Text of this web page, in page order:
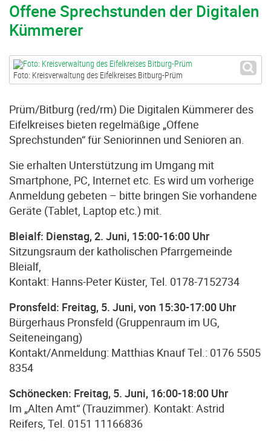
Offene Sprechstunden der Digitalen
Kümmerer
Foto: Kreisverwaltung des Eifelkreises Bitburg-Prüm
Prüm/Bitburg (red/rm) Die Digitalen Kümmerer des
Eifelkreises bieten regelmäßige „Offene
Sprechstunden“ für Seniorinnen und Senioren an.
Sie erhalten Unterstützung im Umgang mit
Smartphone, PC, Internet etc. Es wird um vorherige
Anmeldung gebeten – bitte bringen Sie vorhandene
Geräte (Tablet, Laptop etc.) mit.
Bleialf: Dienstag, 2. Juni, 15:00-16:00 Uhr
Sitzungsraum der katholischen Pfarrgemeinde
Bleialf,
Kontakt: Hanns-Peter Küster, Tel. 0178-7152734
Pronsfeld: Freitag, 5. Juni, von 15:30-17:00 Uhr
Bürgerhaus Pronsfeld (Gruppenraum im UG,
Seiteneingang)
Kontakt/Anmeldung: Matthias Knauf Tel.: 0176 5505
8354
Schönecken: Freitag, 5. Juni, 16:00-18:00 Uhr
Im „Alten Amt“ (Trauzimmer). Kontakt: Astrid
Reifers, Tel. 0151 11166836